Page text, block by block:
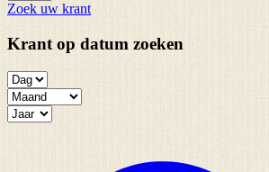
Zoek uw krant
Krant op datum zoeken